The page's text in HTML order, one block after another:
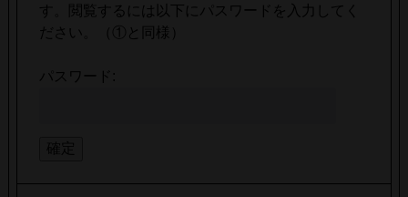
す。閲覧するには以下にパスワードを入力してく
ださい。（①と同様）
パスワード: